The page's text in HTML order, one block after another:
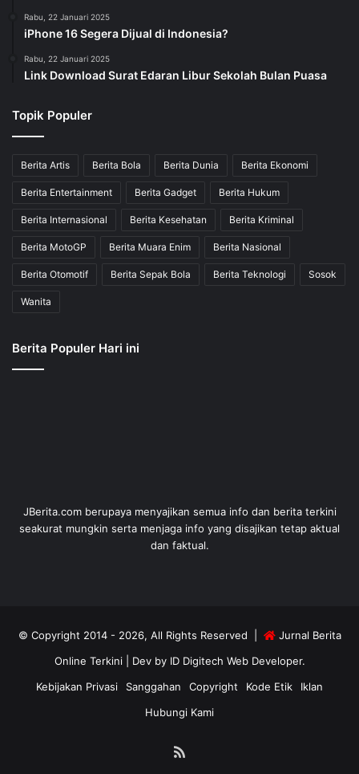
Rabu, 22 Januari 2025
iPhone 16 Segera Dijual di Indonesia?
Rabu, 22 Januari 2025
Link Download Surat Edaran Libur Sekolah Bulan Puasa
Topik Populer
Berita Artis Berita Bola Berita Dunia Berita Ekonomi
Berita Entertainment Berita Gadget Berita Hukum
Berita Internasional Berita Kesehatan Berita Kriminal
Berita MotoGP Berita Muara Enim Berita Nasional
Berita Otomotif Berita Sepak Bola Berita Teknologi Sosok
Wanita
Berita Populer Hari ini
dan faktual.
RSS